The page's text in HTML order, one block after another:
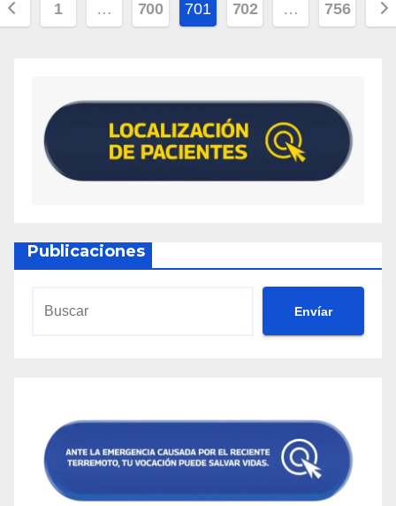
1 … 700 701 702 … 756
Publicaciones
Envíar